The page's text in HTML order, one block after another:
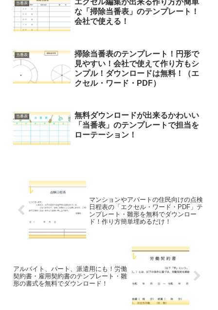
当番表
エクセル編集が出来る作り方が簡単
な「掃除当番表」のテンプレート！
会社で使える！
当番表
掃除当番表のテンプレート！円形で
見やすい！会社で使えて作り方もシ
ンプル！ダウンロードは無料！（エ
クセル・ワード・PDF）
当番表
無料ダウンロードが出来るかわいい
「当番表」のテンプレートで担当を
ローテーション！
マンションやアパートの住民向けの点検
日程表の「エクセル・ワード・PDF」テ
ンプレート・雛形を無料でダウンロー
ド！作り方簡単埋めるだけ！
アルバイト、パート、派遣用にも！労働
契約書・雇用契約書のテンプレート・雛
形の書式を無料でダウンロード！